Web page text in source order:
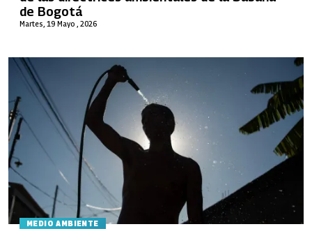
Martes, 19 Mayo , 2026
de Bogotá
MEDIO AMBIENTE